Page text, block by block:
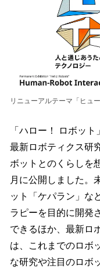
リニューアルテーマ「ヒュ
「ハロー！ ロボッ
最新ロボティクス研
ボットとのくらしを
月に公開しました。
ット「ケパラン」な
ラピーを目的に開発
できるほか、最新ロ
は、これまでのロボ
な研究や注目のロボ